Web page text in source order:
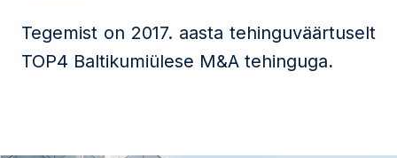
Tegemist on 2017. aasta tehinguväärtuselt
TOP4 Baltikumiülese M&A tehinguga.